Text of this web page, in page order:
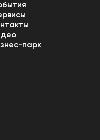
парк